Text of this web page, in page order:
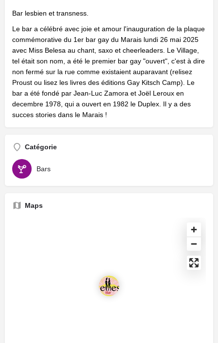
Bar lesbien et transness.
Le bar a célébré avec joie et amour l'inauguration de la plaque
commémorative du 1er bar gay du Marais lundi 26 mai 2025
avec Miss Belesa au chant, saxo et cheerleaders. Le Village,
tel était son nom, a été le premier bar gay "ouvert", c'est à dire
non fermé sur la rue comme existaient auparavant (relisez
Proust ou lisez les livres des éditions Gay Kitsch Camp). Le
bar a été fondé par Jean-Luc Zamora et Joël Leroux en
decembre 1978, qui a ouvert en 1982 le Duplex. Il y a des
succes stories dans le Marais !
Catégorie
Bars
Maps